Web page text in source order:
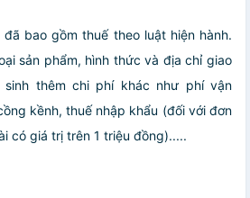
bao gồm thuế theo luật hiện hành.
sản phẩm, hình thức và địa chỉ giao
thêm chi phí khác như phí vận
kềnh, thuế nhập khẩu (đối với đơn
có giá trị trên 1 triệu đồng).....